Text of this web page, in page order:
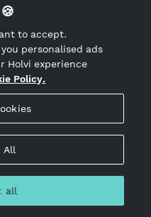
Sold out
Nämä upeat
koko 15mm. Korvakorun
tulee myös pari
to accept.
personalised ads
Holvi experience
Policy.
All
all